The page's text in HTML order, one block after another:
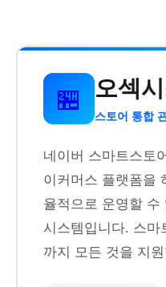
🏪 오섹
스토어 통합
네이버 스마트스토
이커머스 플랫폼을
율적으로 운영할 수
시스템입니다. 스마
까지 모든 것을 지